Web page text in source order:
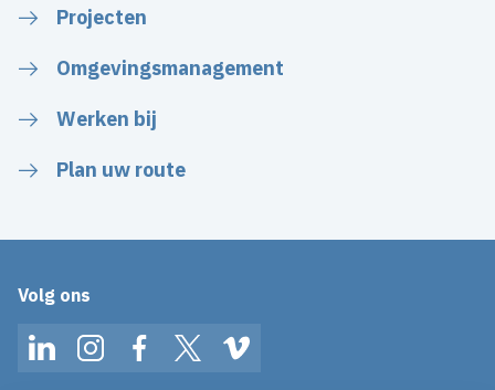
Projecten
Omgevingsmanagement
Werken bij
Plan uw route
Volg ons
LinkedInInstagramFacebookTwitterVimeo